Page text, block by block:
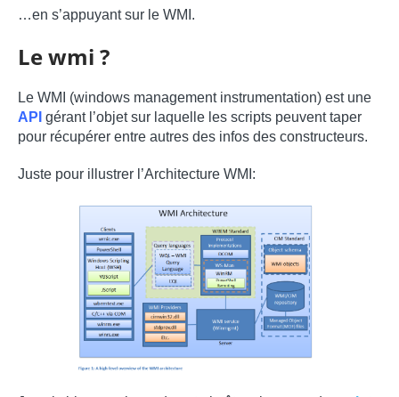
…en s’appuyant sur le WMI.
Le wmi ?
Le WMI (windows management instrumentation) est une
API gérant l’objet sur laquelle les scripts peuvent taper
pour récupérer entre autres des infos des constructeurs.
Juste pour illustrer l’Architecture WMI: